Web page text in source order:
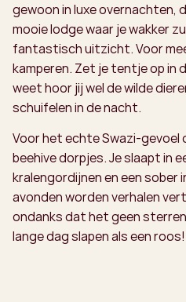
gewoon in luxe overnachten,
mooie lodge waar je wakker
fantastisch uitzicht. Voor
kamperen. Zet je tentje op in
weet hoor jij wel de wilde
schuifelen in de nacht.
Voor het echte Swazi-gevoel
beehive dorpjes. Je slaapt in
kralengordijnen en een sober
avonden worden verhalen
ondanks dat het geen
lange dag slapen als een roos!